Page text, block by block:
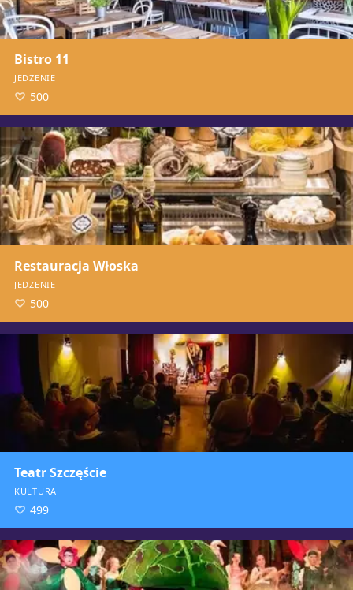
Bistro 11
JEDZENIE
500
Restauracja Włoska
JEDZENIE
500
Teatr Szczęście
KULTURA
499